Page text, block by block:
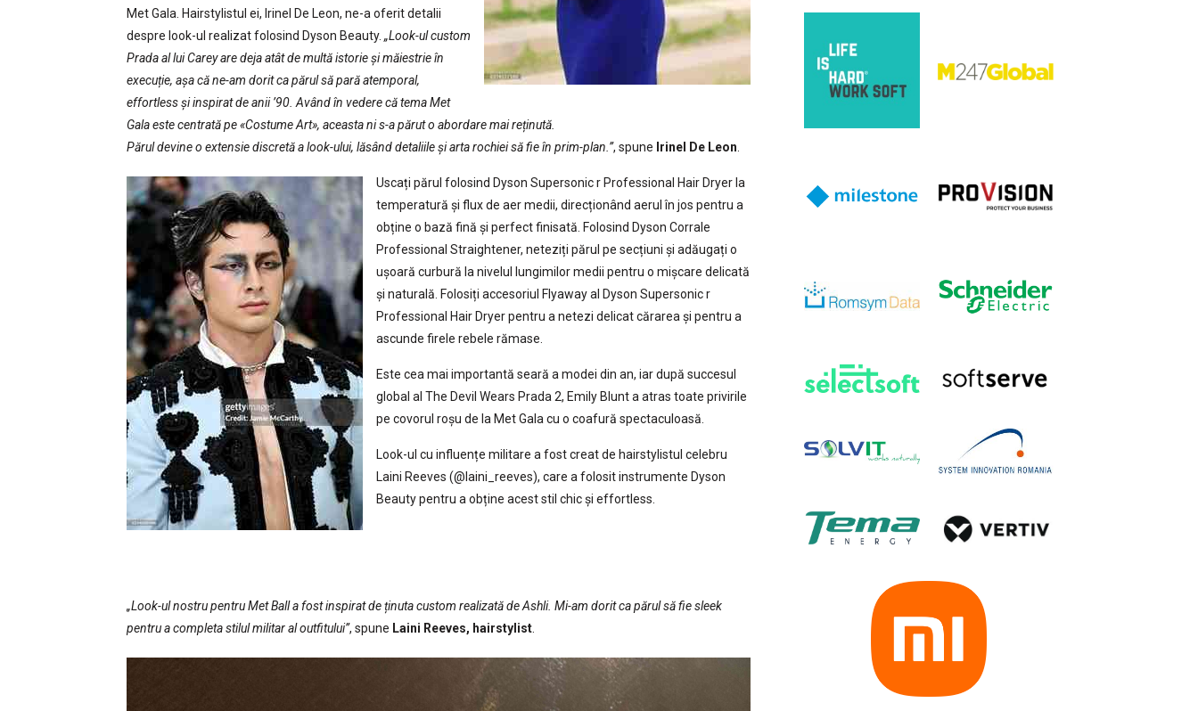
Met Gala. Hairstylistul ei, Irinel De Leon, ne-a oferit detalii
despre look-ul realizat folosind Dyson Beauty. „Look-ul custom
Prada al lui Carey are deja atât de multă istorie și măiestrie în
execuție, așa că ne-am dorit ca părul să pară atemporal,
effortless și inspirat de anii ’90. Având în vedere că tema Met
Gala este centrată pe «Costume Art», aceasta ni s-a părut o abordare mai reținută.
Părul devine o extensie discretă a look-ului, lăsând detaliile și arta rochiei să fie în prim-plan.”, spune Irinel De Leon.
Uscați părul folosind Dyson Supersonic r Professional Hair Dryer la
temperatură și flux de aer medii, direcționând aerul în jos pentru a
obține o bază fină și perfect finisată. Folosind Dyson Corrale
Professional Straightener, neteziți părul pe secțiuni și adăugați o
ușoară curbură la nivelul lungimilor medii pentru o mișcare delicată
și naturală. Folosiți accesoriul Flyaway al Dyson Supersonic r
Professional Hair Dryer pentru a netezi delicat cărarea și pentru a
ascunde firele rebele rămase.
Este cea mai importantă seară a modei din an, iar după succesul
global al The Devil Wears Prada 2, Emily Blunt a atras toate privirile
pe covorul roșu de la Met Gala cu o coafură spectaculoasă.
Look-ul cu influențe militare a fost creat de hairstylistul celebru
Laini Reeves (@laini_reeves), care a folosit instrumente Dyson
Beauty pentru a obține acest stil chic și effortless.
„Look-ul nostru pentru Met Ball a fost inspirat de ținuta custom realizată de Ashli. Mi-am dorit ca părul să fie sleek
pentru a completa stilul militar al outfitului”, spune Laini Reeves, hairstylist.